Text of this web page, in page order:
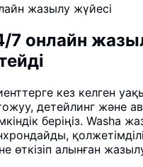
жазылу жүйесі
7 онлайн
кез келген
детейлинг және
беріңіз. Washa
өткізіп алынған